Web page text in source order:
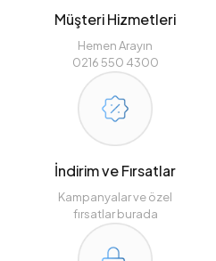
Müşteri Hizmetleri
Hemen Arayın
0216 550 4300
İndirim ve Fırsatlar
Kampanyalar ve özel
fırsatlar burada